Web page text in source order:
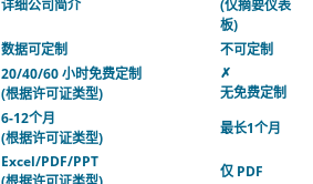
详细公司简介
(仅摘要仪表
板)
数据可定制
不可定制
20/40/60 小时免费定制
(根据许可证类型)
✗
无免费定制
6-12个月
(根据许可证类型)
最长1个月
Excel/PDF/PPT
仅 PDF